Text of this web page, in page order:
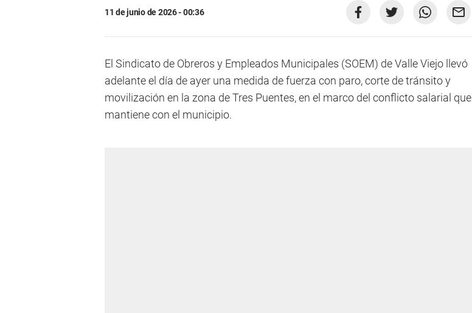
11 de junio de 2026 - 00:36
El Sindicato de Obreros y Empleados Municipales (SOEM) de Valle Viejo llevó
adelante el día de ayer una medida de fuerza con paro, corte de tránsito y
movilización en la zona de Tres Puentes, en el marco del conflicto salarial que
mantiene con el municipio.